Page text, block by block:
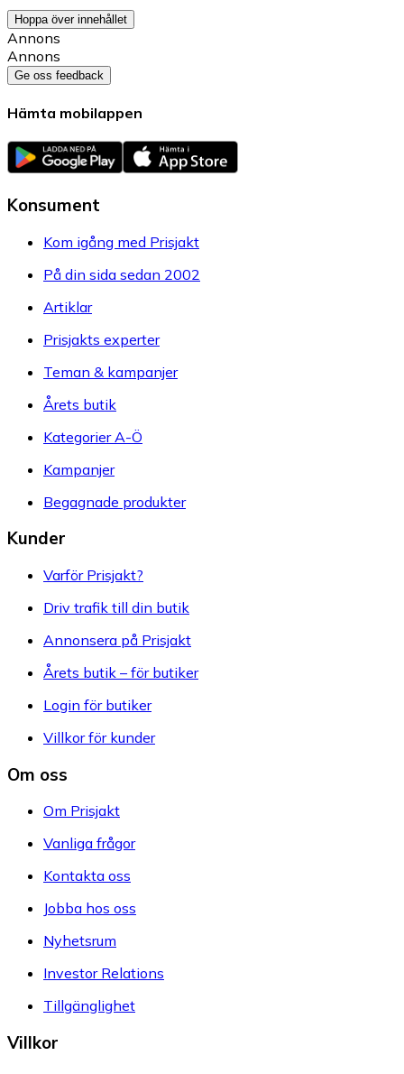
Hoppa över innehållet
Annons
Annons
Ge oss feedback
Hämta mobilappen
Konsument
Kom igång med Prisjakt
På din sida sedan 2002
Artiklar
Prisjakts experter
Teman & kampanjer
Årets butik
Kategorier A-Ö
Kampanjer
Begagnade produkter
Kunder
Varför Prisjakt?
Driv trafik till din butik
Annonsera på Prisjakt
Årets butik – för butiker
Login för butiker
Villkor för kunder
Om oss
Om Prisjakt
Vanliga frågor
Kontakta oss
Jobba hos oss
Nyhetsrum
Investor Relations
Tillgänglighet
Villkor